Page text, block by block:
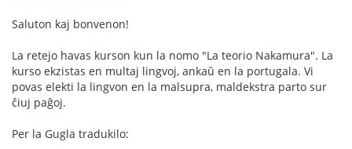
Saluton kaj bonvenon!
La retejo havas kurson kun la nomo "La teorio Nakamura". La
kurso ekzistas en multaj lingvoj, ankaŭ en la portugala. Vi
povas elekti la lingvon en la malsupra, maldekstra parto sur
ĉiuj paĝoj.
Per la Gugla tradukilo: